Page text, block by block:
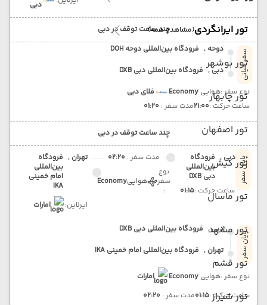
تور ایرانگردی(مشاهده همه)
تور بوشهر
تور چابهار
تور اصفهان
تور کیش
تور ماسال
تور مشهد
تور قشم
تور شیراز
دبی
چند ساعت توقف در دبی
سفر میانی دوحه , فرودگاه بین‌المللی دوحه DOH
دبی , فرودگاه بین‌المللی دبی DXB
نوع سفر :هوایی
فلای دبی
ساعت حرکت :21:00مدت سفر : 01:20
چند ساعت توقف در دبی
پایان سفردبی , فرودگاه
بین‌المللی
دبی DXB
ساعت حرکت :01:15
مدت سفر : 02:20
نوع
سفر
:
هواییEconomy
تهران , فرودگاه
بین‌المللی
امام خمینی
IKA
ایرلاین:
امارات
پایان سفر
دبی , فرودگاه بین‌المللی دبی DXB
تهران , فرودگاه بین‌المللی امام خمینی IKA
نوع سفر :هوایی
امارات
ساعت حرکت :01:15مدت سفر : 02:20